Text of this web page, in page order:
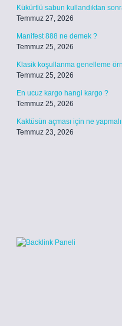
Kükürtlü sabun kullandıktan
Temmuz 27, 2026
Manifest 888 ne demek ?
Temmuz 25, 2026
Klasik koşullanma genelleme
Temmuz 25, 2026
En ucuz kargo hangi kargo ?
Temmuz 25, 2026
Kaktüsün açması için ne
Temmuz 23, 2026